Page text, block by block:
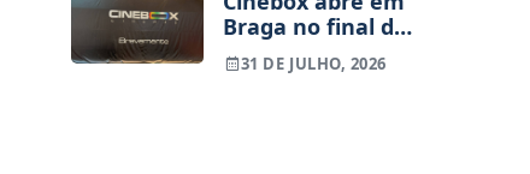
Braga no final de
Setembro – Vai
haver sala IMAX?
31 DE JULHO, 2026